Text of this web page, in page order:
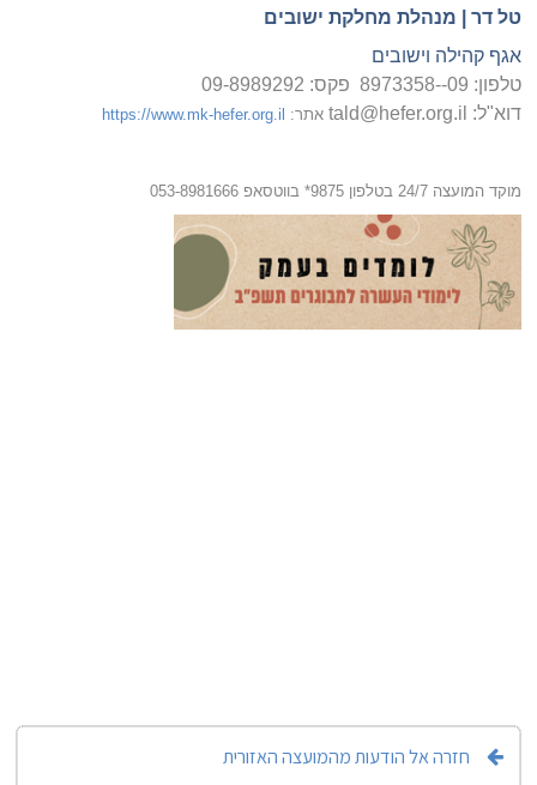
טל דר | מנהלת מחלקת ישובים
אגף קהילה וישובים
טלפון: 09--8973358 פקס: 09-8989292
דוא"ל: tald@hefer.org.il אתר: https://www.mk-hefer.org.il
מוקד המועצה24/7 בטלפון 9875* בווטסאפ 053-8981666
חזרה אל הודעות מהמועצה האזורית